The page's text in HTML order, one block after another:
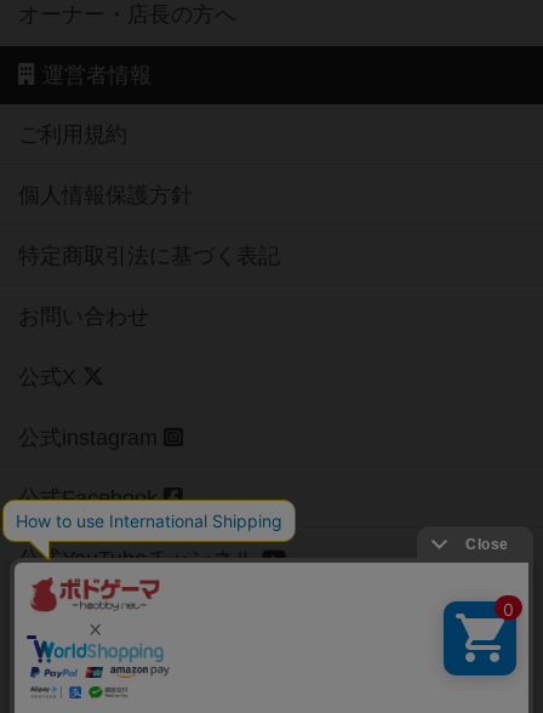
オーナー・店長の方へ
運営者情報
ご利用規約
個人情報保護方針
特定商取引法に基づく表記
お問い合わせ
公式X
公式instagram
公式Facebook
公式YouTubeチャンネル